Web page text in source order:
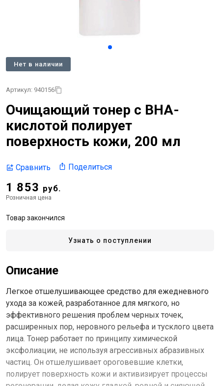
Нет в наличии
Артикул: 940156
Очищающий тонер с BHA-
кислотой полирует
поверхность кожи, 200 мл
Сравнить Поделиться
1 853 руб.
Розничная цена
Товар закончился
Узнать о поступлении
Описание
Легкое отшелушивающее средство для ежедневного
ухода за кожей, разработанное для мягкого, но
эффективного решения проблем черных точек,
расширенных пор, неровного рельефа и тусклого цвета
лица. Тонер работает по принципу химической
эксфолиации, не используя агрессивных абразивных
частиц. Он отшелушивает ороговевшие клетки,
полирует поверхность кожи и активизирует процессы